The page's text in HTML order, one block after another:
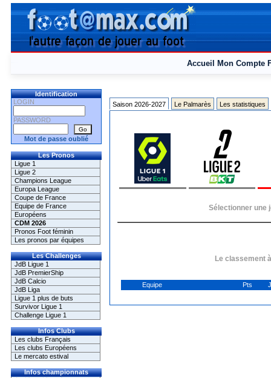
Accueil Mon Compte
Identification
LOGIN
PASSWORD
Mot de passe oublié
Les Pronos
Ligue 1
Ligue 2
Champions League
Europa League
Coupe de France
Equipe de France
Européens
CDM 2026
Pronos Foot féminin
Les pronos par équipes
Les Challenges
JdB Ligue 1
JdB PremierShip
JdB Calcio
JdB Liga
Ligue 1 plus de buts
Survivor Ligue 1
Challenge Ligue 1
Infos Clubs
Les clubs Français
Les clubs Européens
Le mercato estival
Infos championnats
Saison 2026-2027 Le Palmarès Les statistiques
Sélectionner une
Le classement
Equipe Pts J